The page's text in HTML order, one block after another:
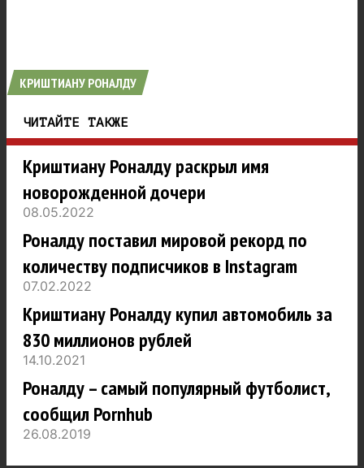
КРИШТИАНУ РОНАЛДУ
ЧИТАЙТЕ ТАКЖЕ
Криштиану Роналду раскрыл имя
новорожденной дочери
08.05.2022
Роналду поставил мировой рекорд по
количеству подписчиков в Instagram
07.02.2022
Криштиану Роналду купил автомобиль за
830 миллионов рублей
14.10.2021
Роналду – самый популярный футболист,
сообщил Pornhub
26.08.2019